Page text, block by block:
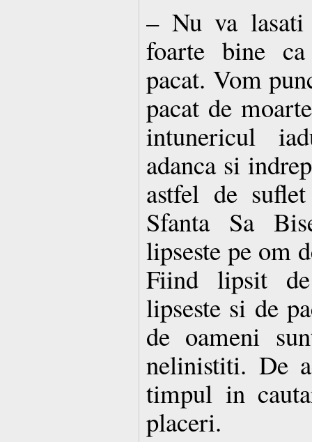
– Nu va lasati
foarte bine ca
pacat. Vom
pacat de
intunericul
adanca si
astfel de
Sfanta Sa
lipseste pe om
Fiind lipsit
lipseste si de
de oameni
nelinistiti. De
timpul in
placeri.